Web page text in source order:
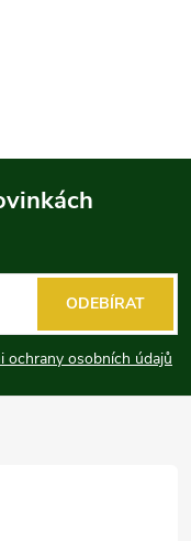
ochrany osobních údajů
ODEBÍRAT